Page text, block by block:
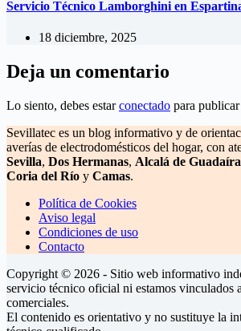
Servicio Técnico Lamborghini en
18 diciembre, 2025
Deja un comentario
Lo siento, debes estarconectado para
Sevillatec es un blog informativo y de
averías de electrodomésticos del hogar, con
Sevilla, Dos Hermanas, Alcalá de Guadaíra
Coria del Río y Camas.
Política de Cookies
Aviso legal
Condiciones de uso
Contacto
Copyright © 2026 - Sitio web informativo
servicio técnico oficial ni estamos vinculados
comerciales.
El contenido es orientativo y no sustituye la